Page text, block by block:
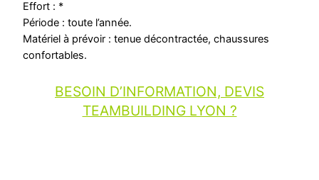
Effort : *
Période : toute l’année.
Matériel à prévoir : tenue décontractée, chaussures
confortables.
BESOIN D’INFORMATION, DEVIS
TEAMBUILDING LYON ?